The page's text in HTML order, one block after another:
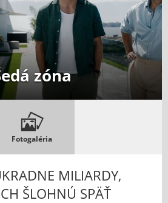
zóna
Fotogaléria
MILIARDY,
ŠLOHNÚ SPÄŤ